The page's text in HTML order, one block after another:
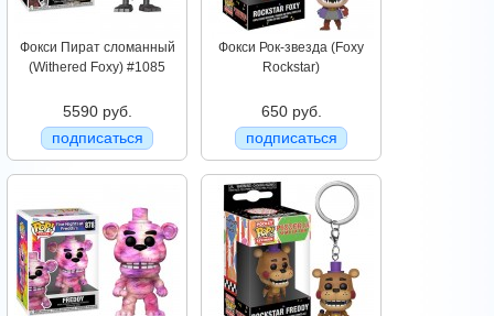
Фокси Пират сломанный
(Withered Foxy) #1085
5590 руб.
подписаться
Фокси Рок-звезда (Foxy
Rockstar)
650 руб.
подписаться